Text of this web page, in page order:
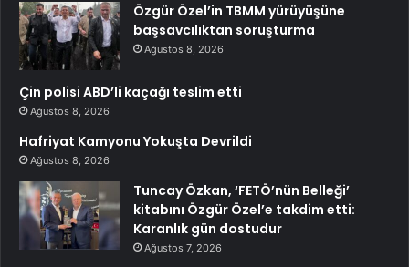
Özgür Özel’in TBMM yürüyüşüne
başsavcılıktan soruşturma
Ağustos 8, 2026
Çin polisi ABD’li kaçağı teslim etti
Ağustos 8, 2026
Hafriyat Kamyonu Yokuşta Devrildi
Ağustos 8, 2026
Tuncay Özkan, ‘FETÖ’nün Belleği’
kitabını Özgür Özel’e takdim etti:
Karanlık gün dostudur
Ağustos 7, 2026